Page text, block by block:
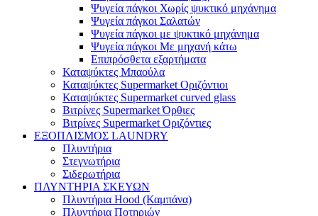
Ψυγεία πάγκοι Χωρίς ψυκτικό μηχάνημα
Ψυγεία πάγκοι Σαλατών
Ψυγεία πάγκοι με ψυκτικό μηχάνημα
Ψυγεία πάγκοι Με μηχανή κάτω
Επιπρόσθετα εξαρτήματα
Καταψύκτες Μπαούλα
Καταψύκτες Supermarket Οριζόντιοι
Καταψύκτες Supermarket curved glass
Βιτρίνες Supermarket Όρθιες
Βιτρίνες Supermarket Οριζόντιες
ΕΞΟΠΛΙΣΜΟΣ LAUNDRY
Πλυντήρια
Στεγνωτήρια
Σιδερωτήρια
ΠΛΥΝΤΗΡΙΑ ΣΚΕΥΩΝ
Πλυντήρια Hood (Καμπάνα)
Πλυντήρια Ποτηριών